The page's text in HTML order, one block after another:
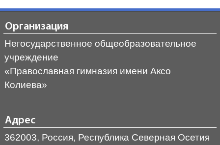
Организация
Негосударственное общеобразовательное
учреждение
«Православная гимназия имени Аксо
Колиева»
Адрес
362003, Россия, Республика Северная Осетия